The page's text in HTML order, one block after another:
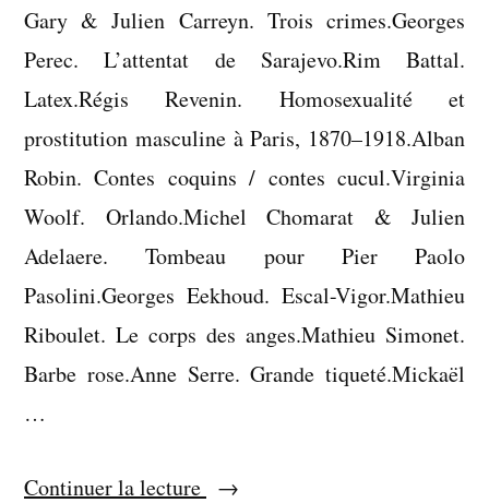
Gary & Julien Carreyn. Trois crimes.Georges
Perec. L’attentat de Sarajevo.Rim Battal.
Latex.Régis Revenin. Homosexualité et
prostitution masculine à Paris, 1870–1918.Alban
Robin. Contes coquins / contes cucul.Virginia
Woolf. Orlando.Michel Chomarat & Julien
Adelaere. Tombeau pour Pier Paolo
Pasolini.Georges Eekhoud. Escal-Vigor.Mathieu
Riboulet. Le corps des anges.Mathieu Simonet.
Barbe rose.Anne Serre. Grande tiqueté.Mickaël
…
Continuer la lecture « Liste